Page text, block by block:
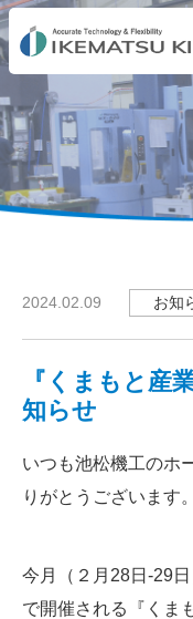
2024.02.09 お知
『くまもと産
知らせ
いつも池松機工のホ
りがとうございます。
今月（２月28日-29
で開催される『くま